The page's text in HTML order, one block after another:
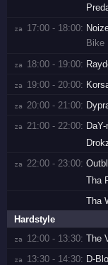
za 17:00 - 18:00:
Bike
za 18:00 - 19:00:
za 19:00 - 20:00:
za 20:00 - 21:00:
za 21:00 - 22:00:
za 22:00 - 23:00:
Tha
Tha
Hardstyle
za 12:00 - 13:30: The
za 13:30 - 14:30: D-